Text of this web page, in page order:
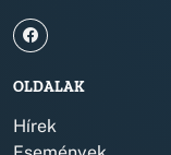
OLDALAK
Hírek